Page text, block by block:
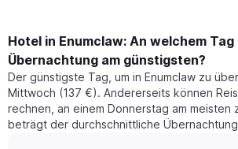
Hotel in Enumclaw: An welchem
Übernachtung am günstigsten?
Der günstigste Tag, um in Enumclaw zu
Mittwoch (137 €). Andererseits können
rechnen, an einem Donnerstag am meisten
beträgt der durchschnittliche